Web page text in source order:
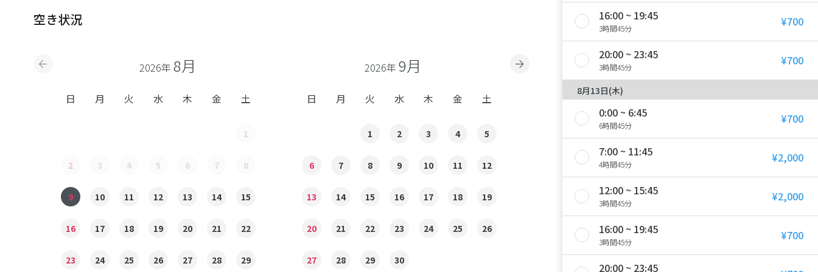
空き状況
2026年 8月 2026年 9月
日 月 火 水 木 金 土
1
2 3 4 5 6 7 8
9 10 11 12 13 14 15
16 17 18 19 20 21 22
23 24 25 26 27 28 29
日 月 火 水 木 金 土
1 2 3 4 5
6 7 8 9 10 11 12
13 14 15 16 17 18 19
20 21 22 23 24 25 26
27 28 29 30
16:00 ~ 19:45
3時間45分 ¥700
20:00 ~ 23:45
3時間45分 ¥700
8月13日(木)
0:00 ~ 6:45
6時間45分 ¥700
7:00 ~ 11:45
4時間45分 ¥2,000
12:00 ~ 15:45
3時間45分 ¥2,000
16:00 ~ 19:45
3時間45分 ¥700
20:00 ~ 23:45